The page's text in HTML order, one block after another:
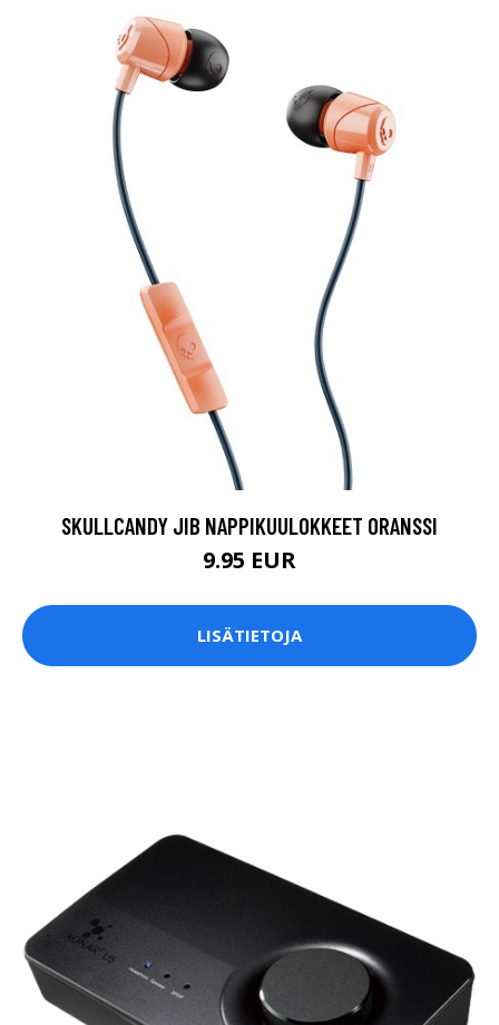
SKULLCANDY JIB NAPPIKUULOKKEET ORANSSI
9.95 EUR
LISÄTIETOJA